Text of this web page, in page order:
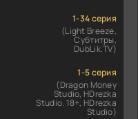
1-34 серия
(Light Breeze,
Субтитры,
DubLik.TV)
1-5 серия
(Dragon Money
Studio, HDrezka
Studio. 18+, HDrezka
Studio)